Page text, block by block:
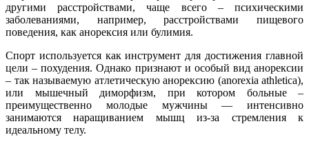
другими расстройствами, чаще всего – психическими
заболеваниями, например, расстройствами пищевого
поведения, как анорексия или булимия.
Спорт используется как инструмент для достижения главной
цели – похудения. Однако признают и особый вид анорексии
– так называемую атлетическую анорексию (anorexia athletica),
или мышечный диморфизм, при котором больные –
преимущественно молодые мужчины — интенсивно
занимаются наращиванием мышц из-за стремления к
идеальному телу.